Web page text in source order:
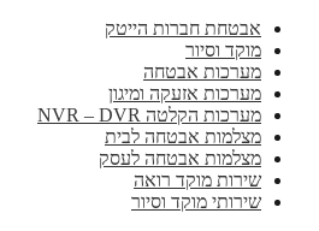
אבטחת חברות הייטק
מוקד וסיור
מערכות אבטחה
מערכות אזעקה ומיגון
מערכות הקלטה NVR – DVR
מצלמות אבטחה לבית
מצלמות אבטחה לעסק
שירות מוקד רואה
שירותי מוקד וסיור